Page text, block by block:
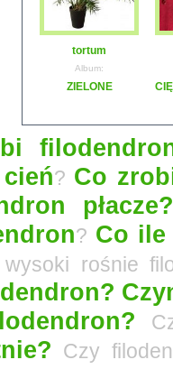
tortum
Album:
ZIELONE
? Co
? Co ile
rośnie
Czy